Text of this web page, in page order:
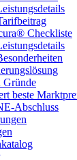
Checkliste
Gründe
beste
Abschluss